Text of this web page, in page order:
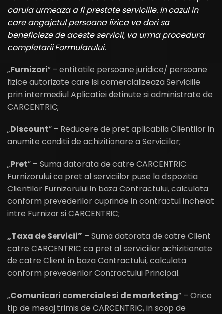
caruia urmeaza a fi prestate serviciile. In cazul in
care angajatul persoana fizica va dori sa
beneficieze de aceste servicii, va urma procedura
completarii Formularului.
„Furnizori” – entitatile persoane juridice/ persoane
fizice autorizate care isi comercializeaza Serviciile
prin intermediul Aplicatiei detinute si administrate de
CARCENTRIC;
„Discount” – Reducere de pret aplicabila Clientilor in
anumite conditii de achizitionare a Serviciilor;
„Pret” – Suma datorata de catre CARCENTRIC
Furnizorului ca pret al serviciilor puse la dispozitia
Clientilor Furnizorului in baza Contractului, calculata
conform prevederilor cuprinde in contractul incheiat
intre Furnizor si CARCENTRIC;
„Taxa de Servicii” – Suma datorata de catre Client
catre CARCENTRIC ca pret al serviciilor achizitionate
de catre Client in baza Contractului, calculata
conform prevederilor Contractului Principal.
„Comunicari comerciale si de marketing” – Orice
tip de mesaj trimis de CARCENTRIC, in scop de